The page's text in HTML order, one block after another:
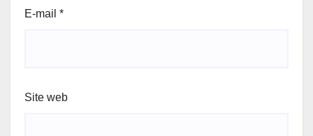
E-mail *
Site web